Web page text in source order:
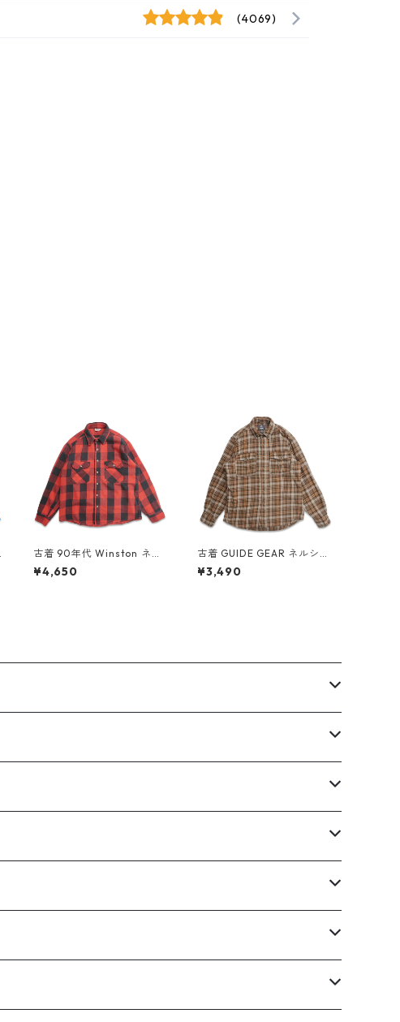
(4069)
古着 90年代 Winston ネル
シャツ フランネル 長袖シャ
ツ バッファローチェック レ
¥4,650
古着 GUIDE GEAR ネルシャ
ツ フランネル 長袖シャツ チ
ェック 表記：L gd40905
¥3,490